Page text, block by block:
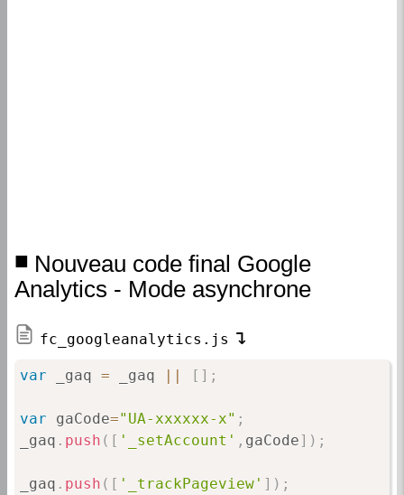
Nouveau code final Google
Analytics - Mode asynchrone
fc_googleanalytics.js
var _gaq = _gaq || [ ] ;
var gaCode="UA-xxxxxx-x" ;
_gaq . push ( [ '_setAccount' , gaCode] ) ;
_gaq . push ( [ '_trackPageview' ] ) ;